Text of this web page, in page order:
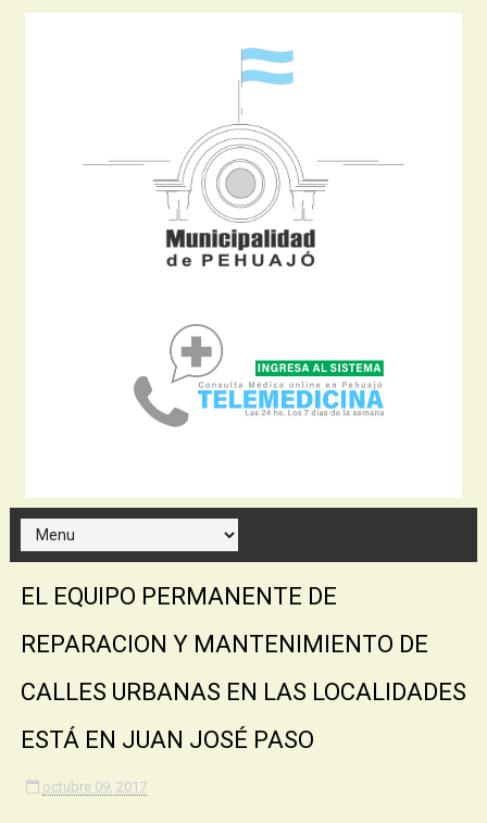
EL EQUIPO PERMANENTE DE
REPARACION Y MANTENIMIENTO DE
CALLES URBANAS EN LAS LOCALIDADES
ESTÁ EN JUAN JOSÉ PASO
octubre 09, 2017